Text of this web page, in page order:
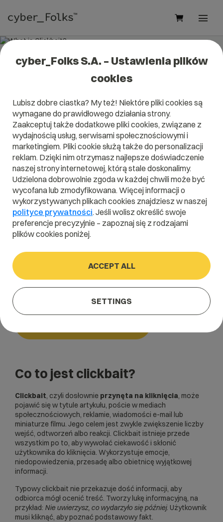
What is Clickbait?
It will help you better understand what exactly it is
Clickbaitand what is the meaning to you in everyday use.
A B C D E F G H
I
J
K L M N O P Q
R
S
T U V W X Y Z
Home/Dictionary/Marketing internetowy/Clickbait
Clickbait
Co to jest clickbait?
Clickbait, czyli dosłownie przynęta na kliknięcia, może
pojawić się w tytule artykułu, poście w mediach
społecznościowych, reklamie, wiadomości e-mail lub
miniaturze filmu. Jego celem jest zwykle zwiększenie liczby
wejść, odtworzeń albo reakcji. Clickbait istnieje przede
wszystkim po to, aby wywołać ciekawość i skłonić
użytkownika do kliknięcia. Wykorzystuje emocje,
niedopowiedzenia, przesadę albo obietnicę wyjątkowej
informacji.
Typowy clickbait nie przekazuje dość informacji, aby
odbiorca mógł ocenić treść. Tworzy lukę informacyjną, na
przykład: Nie uwierzysz, co wydarzyło się później. Użytkownik
musi kliknąć, aby poznać podstawowy fakt.
cyber_Folks S.A. – Ustawienia plików
cookies
Lubisz dobre ciastka? My też! Niektóre pliki cookies są
wymagane do prawidłowego działania strony.
Zaakceptuj także dodatkowe pliki cookies, związane z
wydajnością usług, serwisami społecznościowymi i
marketingiem. Pliki cookie służą także do personalizacji
reklam. Dzięki nim otrzymasz najlepsze doświadczenie
naszej strony internetowej, którą stale doskonalimy.
Udzielona dobrowolnie zgoda w każdej chwili może być
wycofana lub zmodyfikowana. Więcej informacji o
wykorzystywanych plikach cookies znajdziesz w naszej
polityce prywatności. Jeśli wolisz określić swoje
preferencje precyzyjnie – zapoznaj się z rodzajami
plików cookies poniżej.
ACCEPT ALL
SETTINGS